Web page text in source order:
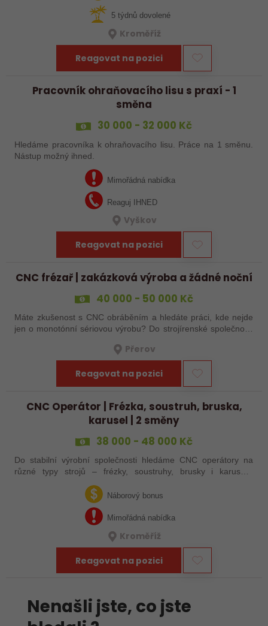
5 týdnů dovolené
Kroměříž
Reagovat na pozici
Pracovník ohraňovacího lisu s praxí - 1
směna
30 000 - 32 000 Kč
Hledáme pracovníka k ohraňovacího lisu. Práce na 1 směnu.
Nástup možný ihned.
Mimořádná nabídka
Reaguj IHNED
Vyškov
Reagovat na pozici
CNC frézař | zakázková výroba a žádné noční
40 000 - 50 000 Kč
Máte zkušenost s CNC obráběním a hledáte práci, kde nejde
jen o monotónní sériovou výrobu? Do strojírenské společnosti
Přerov
Reagovat na pozici
CNC Operátor | Frézka, soustruh, bruska,
karusel | 2 směny
38 000 - 48 000 Kč
Do stabilní výrobní společnosti hledáme CNC operátory na
různé typy strojů – frézky, soustruhy, brusky i karusely.
technických oborů, kteří se…Náborový bonus
Mimořádná nabídka
Kroměříž
Reagovat na pozici
Nenašli jste, co jste